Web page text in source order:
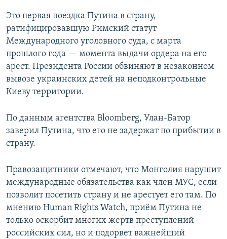
Это первая поездка Путина в страну,
ратифицировавшую Римский статут
Международного уголовного суда, с марта
прошлого года — момента выдачи ордера на его
арест. Президента России обвиняют в незаконном
вывозе украинских детей на неподконтрольные
Киеву территории.
По данным агентства Bloomberg, Улан-Батор
заверил Путина, что его не задержат по прибытии в
страну.
Правозащитники отмечают, что Монголия нарушит
международные обязательства как член МУС, если
позволит посетить страну и не арестует его там. По
мнению Human Rights Watch, приём Путина не
только оскорбит многих жертв преступлений
российских сил, но и подорвет важнейший